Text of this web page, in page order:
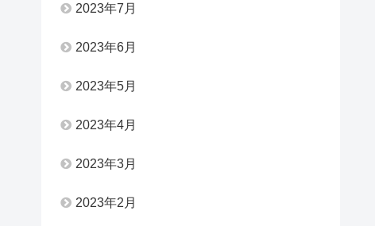
2023年7月
2023年6月
2023年5月
2023年4月
2023年3月
2023年2月